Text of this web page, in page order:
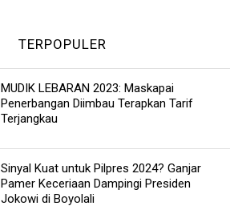
TERPOPULER
MUDIK LEBARAN 2023: Maskapai
Penerbangan Diimbau Terapkan Tarif
Terjangkau
Sinyal Kuat untuk Pilpres 2024? Ganjar
Pamer Keceriaan Dampingi Presiden
Jokowi di Boyolali